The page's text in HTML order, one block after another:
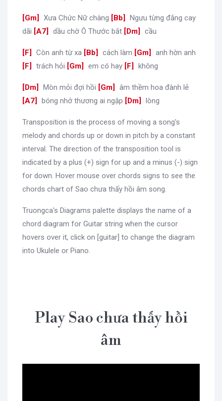
Gm Xưa Chức Nữ chàng Bb
Ngưu từng đắng cay
dãi A7 dầu chờ Ô Thước bắt Dm cầu
F Còn anh từ xa Bb cách làm Gm anh hờn anh
F
trách hỏi Gm em có hay F không
Dm Mòn mỏi đợi hồi Gm âm thềm hoa đành lẻ
A7
bóng nhớ thương ai ngập Dm lòng
Transposition is the process of moving a song's
melody and chords up or down in pitch by a constant
interval. The direction of the transposition tool is
indicated by a plus (+) sign for up and a minus (-) sign
for down. Hover mouse over chords signs to see the
chords chart of Sao chưa thấy hồi âm song.
Truongca's Diagrams palette displays the name of a
chord diagram for Guitar string when the cursor
hovers over it, click on [guitar] to change the diagram
into Ukulele or Piano.
Play Sao chưa thấy hồi
âm